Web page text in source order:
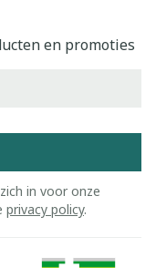
en promoties
in voor onze
privacy policy.